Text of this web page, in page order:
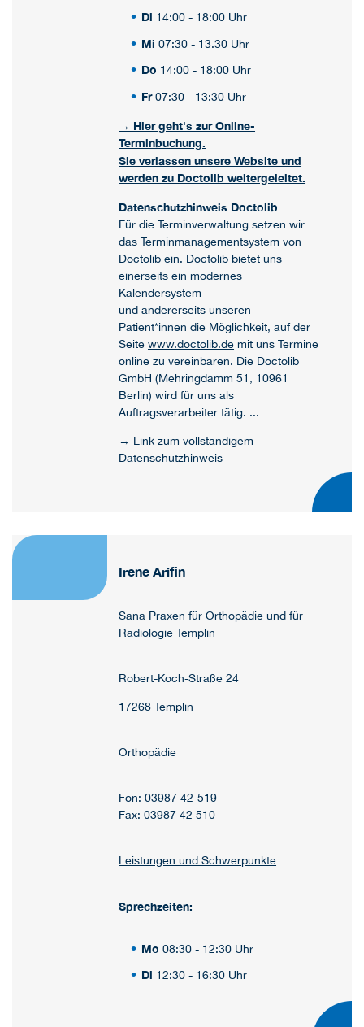
Di 14:00 - 18:00 Uhr
Mi07:30 - 13.30 Uhr
Do 14:00 - 18:00 Uhr
Fr07:30 - 13:30 Uhr
→ Hier geht's zur Online-
Terminbuchung.
Sie verlassen unsere Website und
werden zu Doctolib weitergeleitet.
Datenschutzhinweis Doctolib
Für die Terminverwaltung setzen wir
das Terminmanagementsystem von
Doctolib ein. Doctolib bietet uns
einerseits ein modernes
Kalendersystem
und andererseits unseren
Patient*innen die Möglichkeit, auf der
Seitewww.doctolib.de mit uns Termine
online zu vereinbaren. Die Doctolib
GmbH (Mehringdamm 51, 10961
Berlin) wird für uns als
Auftragsverarbeiter tätig. ...
→ Link zum vollständigem
Datenschutzhinweis
Irene Arifin
Sana Praxen für Orthopädie und für
Radiologie Templin
Robert-Koch-Straße 24
17268 Templin
Orthopädie
Fon: 03987 42-519
Fax: 03987 42 510
Leistungen und Schwerpunkte
Sprechzeiten:
Mo08:30 - 12:30 Uhr
Di 12:30 - 16:30 Uhr